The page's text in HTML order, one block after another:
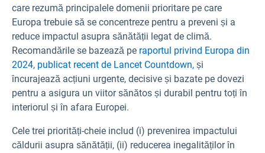
care rezumă principalele domenii prioritare pe care
Europa trebuie să se concentreze pentru a preveni și a
reduce impactul asupra sănătății legat de climă.
Recomandările se bazează pe raportul privind Europa din
2024, publicat recent de Lancet Countdown, și
încurajează acțiuni urgente, decisive și bazate pe dovezi
pentru a asigura un viitor sănătos și durabil pentru toți în
interiorul și în afara Europei.
Cele trei priorități-cheie includ (i) prevenirea impactului
căldurii asupra sănătății, (ii) reducerea inegalităților în